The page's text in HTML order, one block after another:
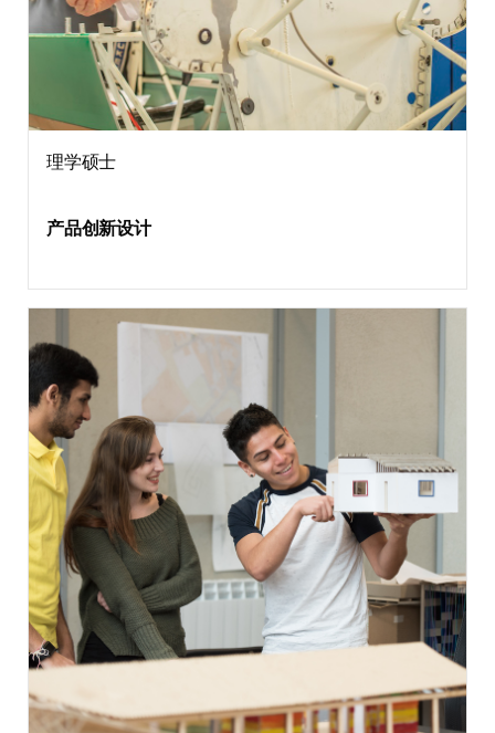
理学硕士
产品创新设计